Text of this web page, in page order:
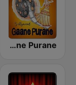
Bollywood Gaane Purane